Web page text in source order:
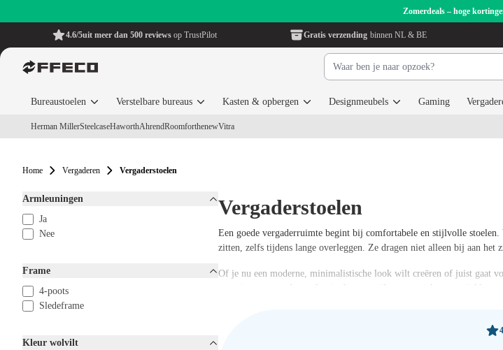
Zomerdeals – hoge
4.6/5uit meer dan 500 reviews op TrustPilot Gratis verzending binnen NL & BE
Bureaustoelen Verstelbare bureaus Kasten & opbergen Designmeubels Gaming
Herman MillerSteelcaseHaworthAhrendRoomforthenewVitra
Home Vergaderen Vergaderstoelen
Armleuningen
Ja
Nee
Frame
4-poots
Sledeframe
Kleur wolvilt
Vergaderstoelen
Een goede vergaderruimte begint bij comfortabele en stijlvolle
zitten, zelfs tijdens lange overleggen. Ze dragen niet alleen bij aan
Of je nu een moderne, minimalistische look wilt creëren of juist gaat
assortiment vergaderstoelen in diverse stijlen, materialen en prijsklassen.